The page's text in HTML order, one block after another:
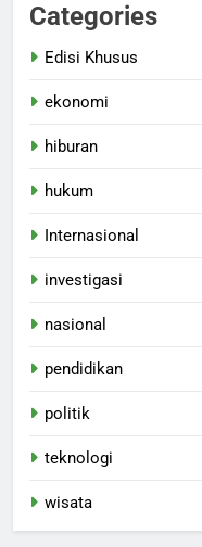
Categories
Edisi Khusus
ekonomi
hiburan
hukum
Internasional
investigasi
nasional
pendidikan
politik
teknologi
wisata